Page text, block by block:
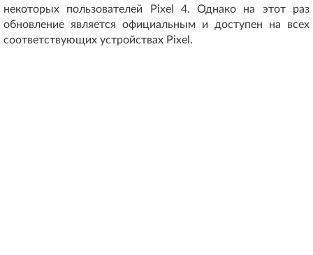
некоторых пользователей Pixel 4. Однако на этот раз
обновление является официальным и доступен на всех
соответствующих устройствах Pixel.